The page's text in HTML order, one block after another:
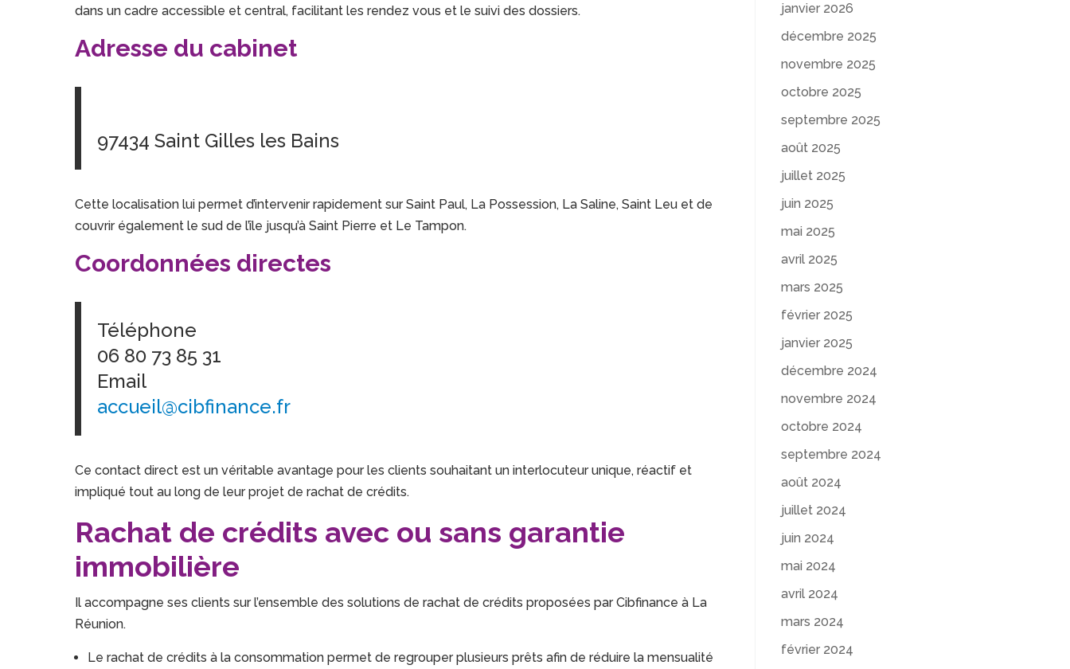
dans un cadre accessible et central, facilitant les rendez vous et le suivi des dossiers.
Adresse du cabinet
97434 Saint Gilles les Bains
Cette localisation lui permet d’intervenir rapidement sur Saint Paul, La Possession, La Saline, Saint Leu et de
couvrir également le sud de l’île jusqu’à Saint Pierre et Le Tampon.
Coordonnées directes
Téléphone
06 80 73 85 31
Email
accueil@cibfinance.fr
Ce contact direct est un véritable avantage pour les clients souhaitant un interlocuteur unique, réactif et
impliqué tout au long de leur projet de rachat de crédits.
Rachat de crédits avec ou sans garantie
immobilière
Il accompagne ses clients sur l’ensemble des solutions de rachat de crédits proposées par Cibfinance à La
Réunion.
Le rachat de crédits à la consommation permet de regrouper plusieurs prêts afin de réduire la mensualité
janvier 2026
décembre 2025
novembre 2025
octobre 2025
septembre 2025
août 2025
juillet 2025
juin 2025
mai 2025
avril 2025
mars 2025
février 2025
janvier 2025
décembre 2024
novembre 2024
octobre 2024
septembre 2024
août 2024
juillet 2024
juin 2024
mai 2024
avril 2024
mars 2024
février 2024